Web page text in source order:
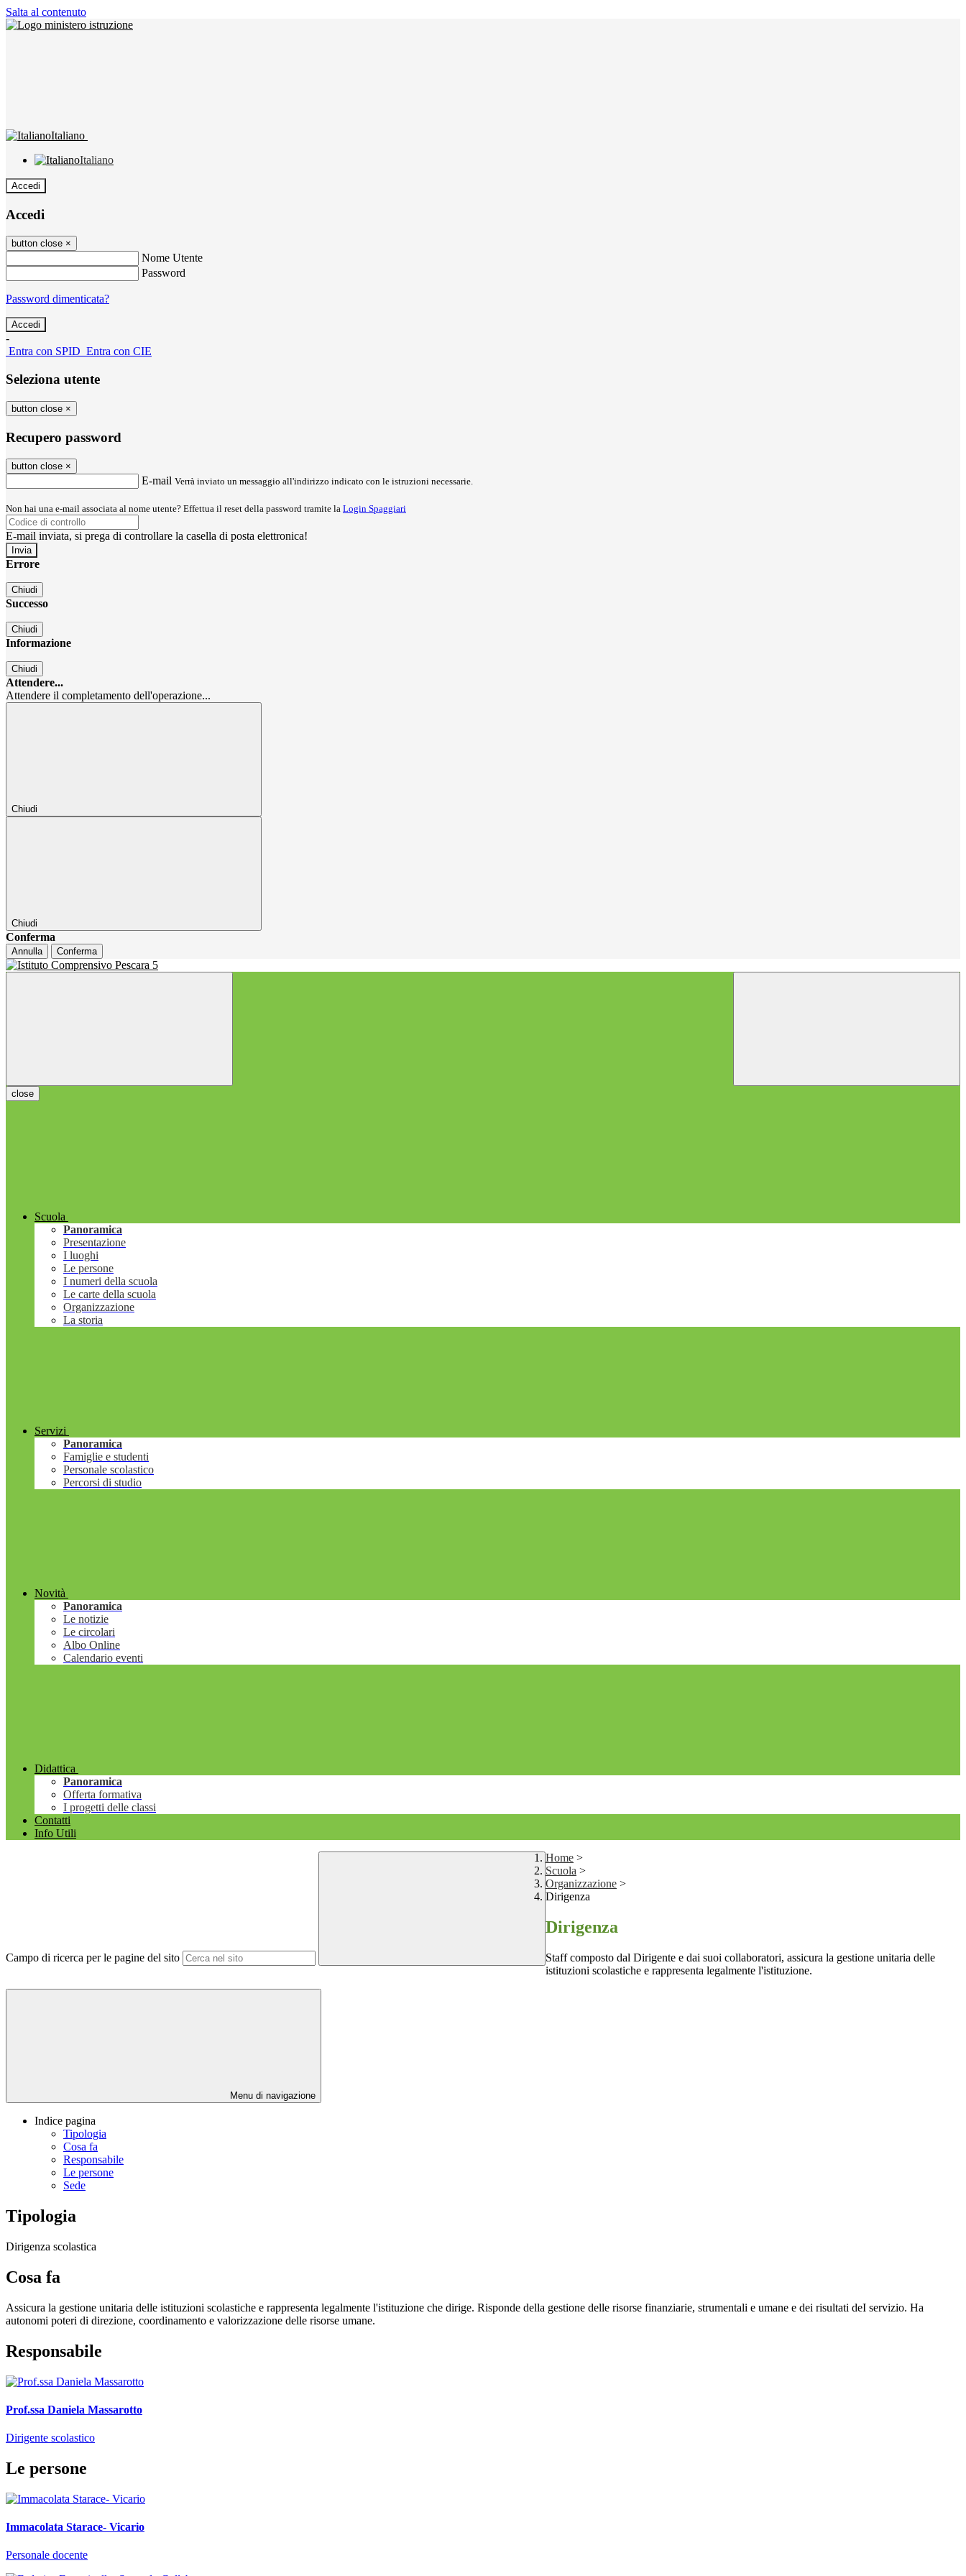
Salta al contenuto
Italiano
Italiano
Accedi
Accedi
button close ×
Nome Utente
Password
Password dimenticata?
-
Entra con SPID Entra con CIE
Seleziona utente
button close ×
Recupero password
button close ×
E-mail Verrà inviato un messaggio all'indirizzo indicato con le istruzioni necessarie.
Non hai una e-mail associata al nome utente? Effettua il reset della password tramite la Login Spaggiari
E-mail inviata, si prega di controllare la casella di posta elettronica!
Errore
Chiudi
Successo
Chiudi
Informazione
Chiudi
Attendere...
Attendere il completamento dell'operazione...
Chiudi
Chiudi
Conferma
Annulla Conferma
close
Scuola
Panoramica
Presentazione
I luoghi
Le persone
I numeri della scuola
Le carte della scuola
Organizzazione
La storia
Servizi
Panoramica
Famiglie e studenti
Personale scolastico
Percorsi di studio
Novità
Panoramica
Le notizie
Le circolari
Albo Online
Calendario eventi
Didattica
Panoramica
Offerta formativa
I progetti delle classi
Contatti
Info Utili
Campo di ricerca per le pagine del sito
Home >
Scuola >
Organizzazione >
Dirigenza
Dirigenza
Staff composto dal Dirigente e dai suoi collaboratori, assicura la gestione unitaria delle
istituzioni scolastiche e rappresenta legalmente l'istituzione.
Menu di navigazione
Indice pagina
Tipologia
Cosa fa
Responsabile
Le persone
Sede
Tipologia
Dirigenza scolastica
Cosa fa
Assicura la gestione unitaria delle istituzioni scolastiche e rappresenta legalmente l'istituzione che dirige. Risponde della gestione delle risorse finanziarie, strumentali e umane e dei risultati deI servizio. Ha
autonomi poteri di direzione, coordinamento e valorizzazione delle risorse umane.
Responsabile
Prof.ssa Daniela Massarotto
Dirigente scolastico
Le persone
Immacolata Starace- Vicario
Personale docente